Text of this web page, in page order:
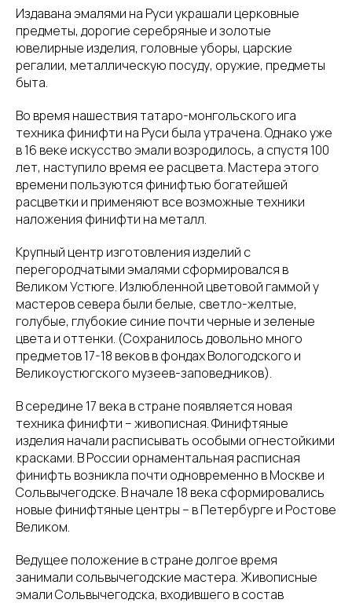
Издавана эмалями на Руси украшали церковные
предметы, дорогие серебряные и золотые
ювелирные изделия, головные уборы, царские
регалии, металлическую посуду, оружие, предметы
быта.
Во время нашествия татаро-монгольского ига
техника финифти на Руси была утрачена. Однако уже
в 16 веке искусство эмали возродилось, а спустя 100
лет, наступило время ее расцвета. Мастера этого
времени пользуются финифтью богатейшей
расцветки и применяют все возможные техники
наложения финифти на металл.
Крупный центр изготовления изделий с
перегородчатыми эмалями сформировался в
Великом Устюге. Излюбленной цветовой гаммой у
мастеров севера были белые, светло-желтые,
голубые, глубокие синие почти черные и зеленые
цвета и оттенки. (Сохранилось довольно много
предметов 17-18 веков в фондах Вологодского и
Великоустюгского музеев-заповедников).
В середине 17 века в стране появляется новая
техника финифти – живописная. Финифтяные
изделия начали расписывать особыми огнестойкими
красками. В России орнаментальная расписная
финифть возникла почти одновременно в Москве и
Сольвычегодске. В начале 18 века сформировались
новые финифтяные центры – в Петербурге и Ростове
Великом.
Ведущее положение в стране долгое время
занимали сольвычегодские мастера. Живописные
эмали Сольвычегодска, входившего в состав